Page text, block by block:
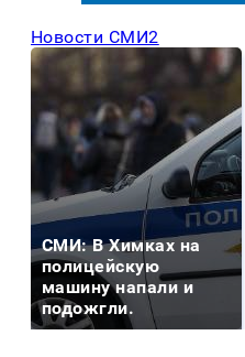
Новости СМИ2
СМИ: В Химках на
полицейскую
машину напали и
подожгли.